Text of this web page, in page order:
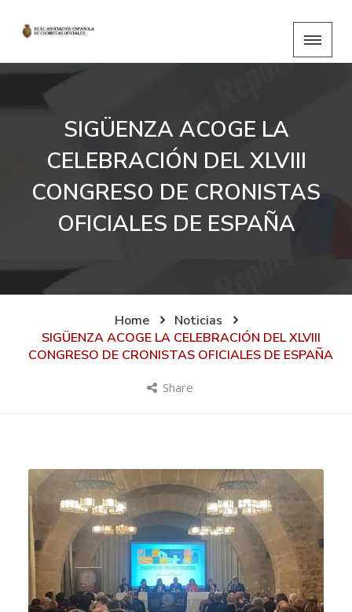
SIGÜENZA ACOGE LA
CELEBRACIÓN DEL XLVIII
CONGRESO DE CRONISTAS
OFICIALES DE ESPAÑA
Home
Noticias
SIGÜENZA ACOGE LA CELEBRACIÓN DEL XLVIII
CONGRESO DE CRONISTAS OFICIALES DE ESPAÑA
Share